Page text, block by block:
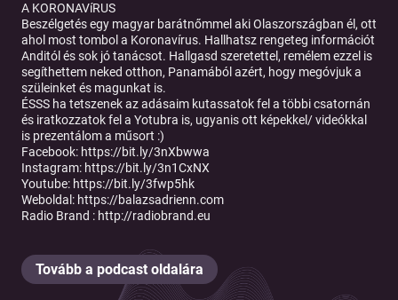
A KORONAVíRUS
Beszélgetés egy magyar barátnőmmel aki Olaszországban él, ott
ahol most tombol a Koronavírus. Hallhatsz rengeteg információt
Anditól és sok jó tanácsot. Hallgasd szeretettel, remélem ezzel is
segíthettem neked otthon, Panamából azért, hogy megóvjuk a
szüleinket és magunkat is.
ÉSSS ha tetszenek az adásaim kutassatok fel a többi csatornán
és iratkozzatok fel a Yotubra is, ugyanis ott képekkel/ videókkal
is prezentálom a műsort :)
Facebook: https://bit.ly/3nXbwwa
Instagram: https://bit.ly/3n1CxNX
Youtube: https://bit.ly/3fwp5hk
Weboldal: https://balazsadrienn.com
Radio Brand : http://radiobrand.eu
Tovább a podcast oldalára